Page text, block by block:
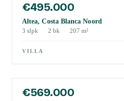
€495.000
Altea, Costa Blanca Noord
3 slpk · 2 bk · 207 m²
VILLA
€569.000